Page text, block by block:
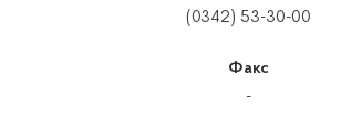
(0342) 53-30-00
Факс
-